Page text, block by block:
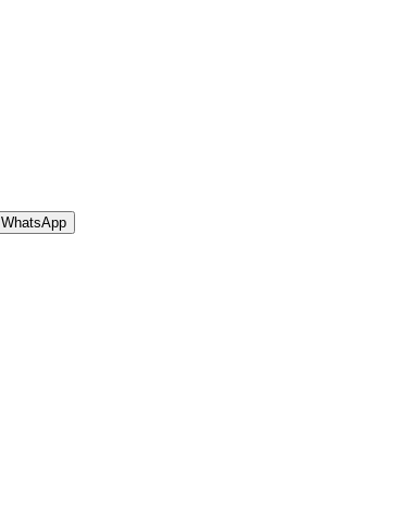
WhatsApp